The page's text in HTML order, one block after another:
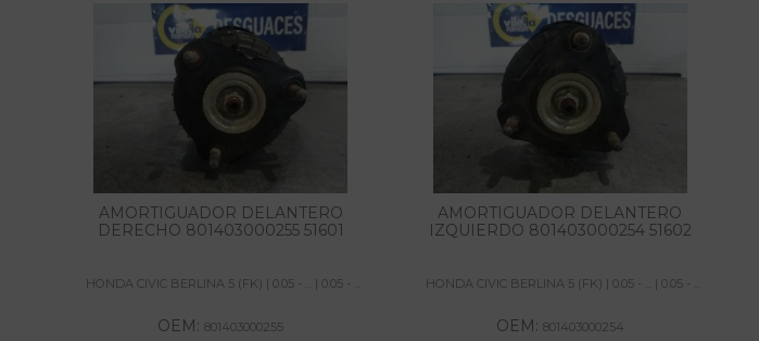
AMORTIGUADOR DELANTERO
DERECHO 801403000255 51601
HONDA CIVIC BERLINA 5 (FK) | 0.05 - ... | 0.05 - ...
OEM:801403000255
AMORTIGUADOR DELANTERO
IZQUIERDO 801403000254 51602
HONDA CIVIC BERLINA 5 (FK) | 0.05 - ... | 0.05 - ...
OEM: 801403000254